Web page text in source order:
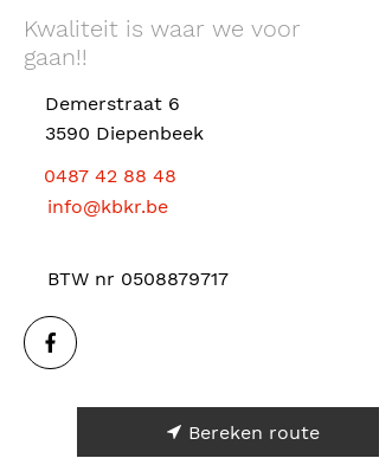
Kwaliteit is waar we voor
gaan!!
Demerstraat 6
3590 Diepenbeek
0487 42 88 48
info@kbkr.be
BTW nr 0508879717
Bereken route